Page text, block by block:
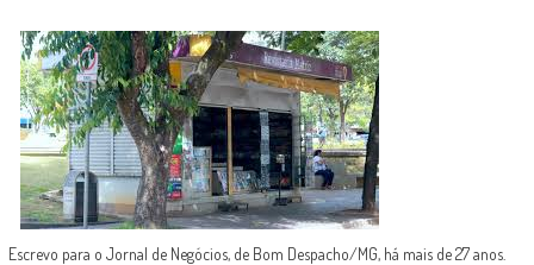
Escrevo para o Jornal de Negócios, de Bom Despacho/MG, há mais de 27 anos.